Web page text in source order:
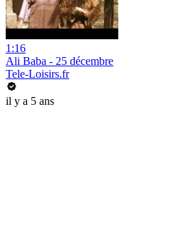
1:16
Ali Baba - 25 décembre
Tele-Loisirs.fr
il y a 5 ans